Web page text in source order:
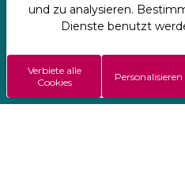
Regie:
Allgemeine
Impressen
und zu analysieren.
Dienste benutzt
Verbiete alle
Cookies
Personalisieren